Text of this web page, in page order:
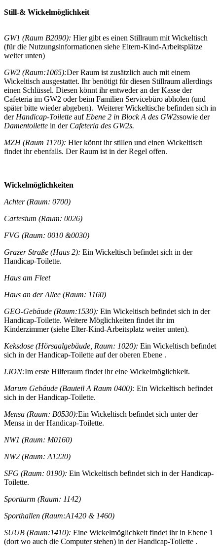
Still-& Wickelmöglichkeit
GW1 (Raum B2090): Hier gibt es einen Stillraum mit Wickeltisch
(für die Nutzungsinformationen siehe Eltern-Kind-Arbeitsplätze
weiter unten)
GW2 (Raum:1065):Der Raum ist zusätzlich auch mit einem
Wickeltisch ausgestattet. Ihr benötigt für diesen Stillraum allerdings
einen Schlüssel. Diesen könnt ihr entweder an der Kasse der
Cafeteria im GW2 oder beim Familien Servicebüro abholen (und
später bitte wieder abgeben). Weiterer Wickeltische befinden sich in
der Handicap-Toilette auf Ebene 2 in Block A des GW2ssowie der
Damentoilette in der Cafeteria des GW2s.
MZH (Raum 1170): Hier könnt ihr stillen und einen Wickeltisch
findet ihr ebenfalls. Der Raum ist in der Regel offen.
Wickelmöglichkeiten
Achter (Raum: 0700)
Cartesium (Raum: 0026)
FVG (Raum: 0010 &0030)
Grazer Straße (Haus 2): Ein Wickeltisch befindet sich in der
Handicap-Toilette.
Haus am Fleet
Haus an der Allee (Raum: 1160)
GEO-Gebäude (Raum:1530): Ein Wickeltisch befindet sich in der
Handicap-Toilette. Weitere Möglichkeiten findet ihr im
Kinderzimmer (siehe Elter-Kind-Arbeitsplatz weiter unten).
Keksdose (Hörsaalgebäude, Raum: 1020): Ein Wickeltisch befindet
sich in der Handicap-Toilette auf der oberen Ebene .
LION:Im erste Hilferaum findet ihr eine Wickelmöglichkeit.
Marum Gebäude (Bauteil A Raum 0400): Ein Wickeltisch befindet
sich in der Handicap-Toilette.
Mensa (Raum: B0530):Ein Wickeltisch befindet sich unter der
Mensa in der Handicap-Toilette.
NW1 (Raum: M0160)
NW2 (Raum: A1220)
SFG (Raum: 0190): Ein Wickeltisch befindet sich in der Handicap-
Toilette.
Sportturm (Raum: 1142)
Sporthallen (Raum:A1420 & 1460)
SUUB (Raum:1410): Eine Wickelmöglichkeit findet ihr in Ebene 1
(dort wo auch die Computer stehen) in der Handicap-Toilette .